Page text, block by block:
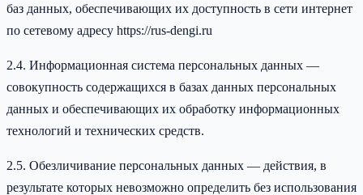
баз данных, обеспечивающих их доступность в сети интернет
по сетевому адресу https://rus-dengi.ru
2.4. Информационная система персональных данных —
совокупность содержащихся в базах данных персональных
данных и обеспечивающих их обработку информационных
технологий и технических средств.
2.5. Обезличивание персональных данных — действия, в
результате которых невозможно определить без использования